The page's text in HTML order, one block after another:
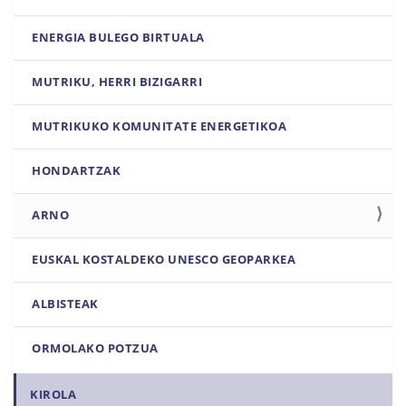
ENERGIA BULEGO BIRTUALA
MUTRIKU, HERRI BIZIGARRI
MUTRIKUKO KOMUNITATE ENERGETIKOA
HONDARTZAK
ARNO
EUSKAL KOSTALDEKO UNESCO GEOPARKEA
ALBISTEAK
ORMOLAKO POTZUA
KIROLA